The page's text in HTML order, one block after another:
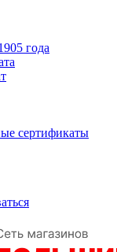
года
сертификаты